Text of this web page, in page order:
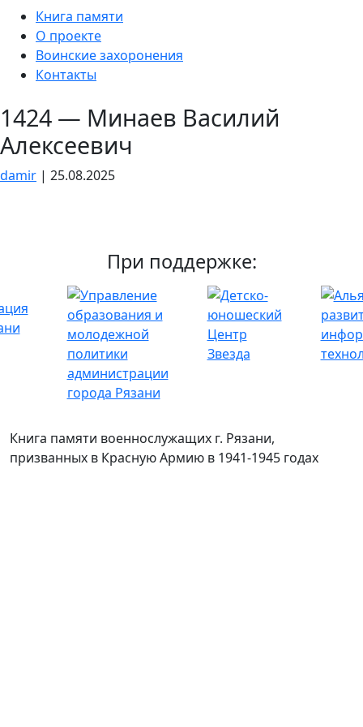
content
Книга памяти
О проекте
Воинские захоронения
Контакты
1424 — Минаев Василий
Алексеевич
damir | 25.08.2025
При поддержке:
Книга памяти военнослужащих г. Рязани,
призванных в Красную Армию в 1941-1945 годах